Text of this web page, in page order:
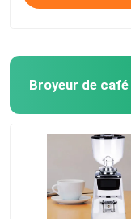
Broyeur de